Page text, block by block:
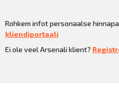
Rohkem infot personaalse
kliendiportaali
Ei ole veel Arsenali klient?